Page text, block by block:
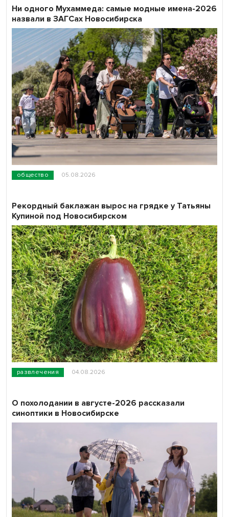
общество 05.08.2026
Ни одного Мухаммеда: самые модные имена-2026
назвали в ЗАГСах Новосибирска
развлечения 04.08.2026
Рекордный баклажан вырос на грядке у Татьяны
Купиной под Новосибирском
О похолодании в августе-2026 рассказали
синоптики в Новосибирске